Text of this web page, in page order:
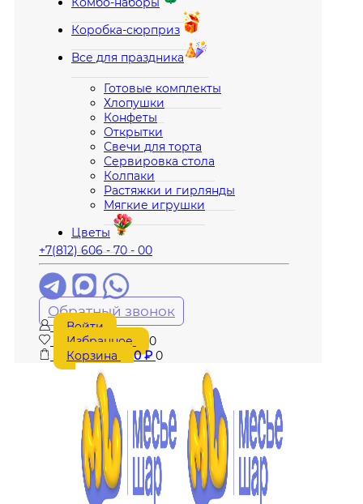
Коробка-сюрприз
Все для праздника
Готовые комплекты
Хлопушки
Конфеты
Открытки
Свечи для торта
Сервировка стола
Колпаки
Растяжки и гирлянды
Мягкие игрушки
Цветы
+7(812) 606 - 70 - 00
Обратный звонок
Войти
Избранное
0
Корзина
0₽ 0